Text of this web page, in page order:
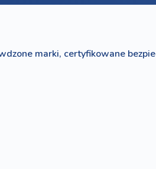
marki, certyfikowane